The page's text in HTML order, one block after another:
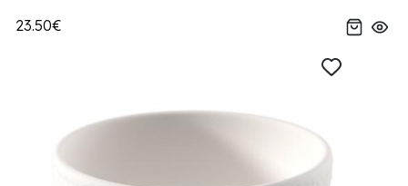
23.50€